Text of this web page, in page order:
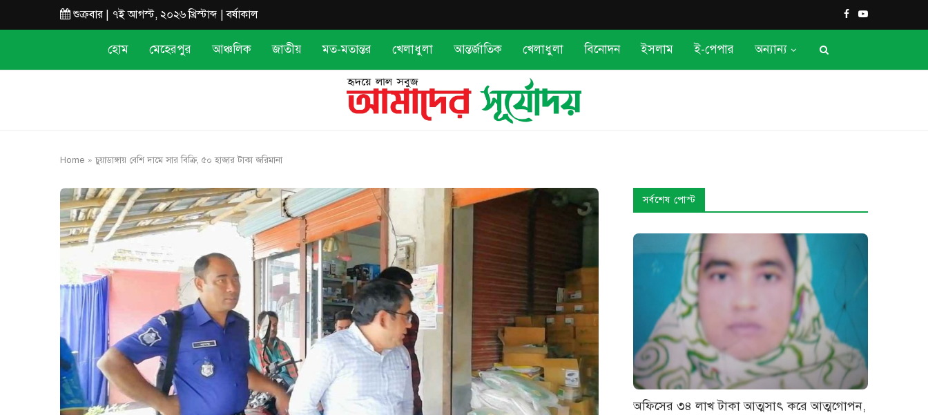
শুক্রবার | ৭ই আগস্ট, ২০২৬ খ্রিস্টাব্দ | বর্ষাকাল
হোম মেহেরপুর আঞ্চলিক জাতীয় মত-মতান্তর খেলাধুলা আন্তর্জাতিক খেলাধুলা বিনোদন ইসলাম ই-পেপার অন্যান্য
Home »চুয়াডাঙ্গায় বেশি দামে সার বিক্রি, ৫০ হাজার টাকা জরিমানা
সর্বশেষ পোস্ট
অফিসের ৩৪ লাখ টাকা আত্মসাৎ করে আত্মগোপন,